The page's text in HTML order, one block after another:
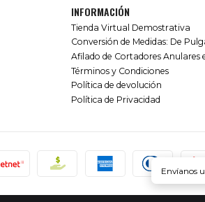
INFORMACIÓN
Tienda Virtual Demostrativa
Conversión de Medidas: De
Afilado de Cortadores Anulares
Términos y Condiciones
Política de devolución
Política de Privacidad
Envíanos